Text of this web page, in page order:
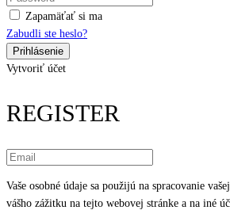
Zapamäťať si ma
Zabudli ste heslo?
Vytvoriť účet
REGISTER
Vaše osobné údaje sa použijú na spracovanie
vášho zážitku na tejto webovej stránke a na iné